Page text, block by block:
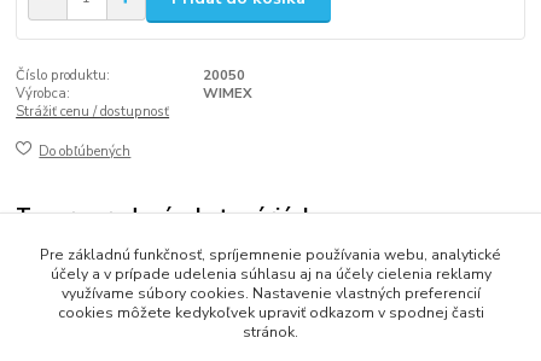
Číslo produktu:
20050
Výrobca:
WIMEX
Strážiť cenu / dostupnosť
Do obľúbených
Tovar zaradený v kategóriách
Úsporný systém vratných pohárov
Pre základnú funkčnosť, spríjemnenie používania webu, analytické
účely a v prípade udelenia súhlasu aj na účely cielenia reklamy
využívame súbory cookies. Nastavenie vlastných preferencií
cookies môžete kedykoľvek upraviť odkazom v spodnej časti
stránok.